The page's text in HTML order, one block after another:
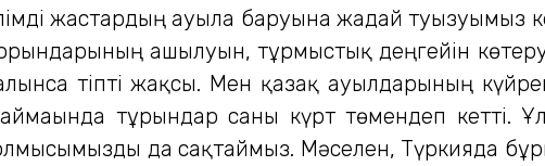
жастардың ауылға баруына жағдай
ашылуын, тұрмыстық деңгейін
тіпті жақсы. Мен қазақ ауылдарының
тұрғындар саны күрт төмендеп
да сақтаймыз. Мәселен, Түркияда